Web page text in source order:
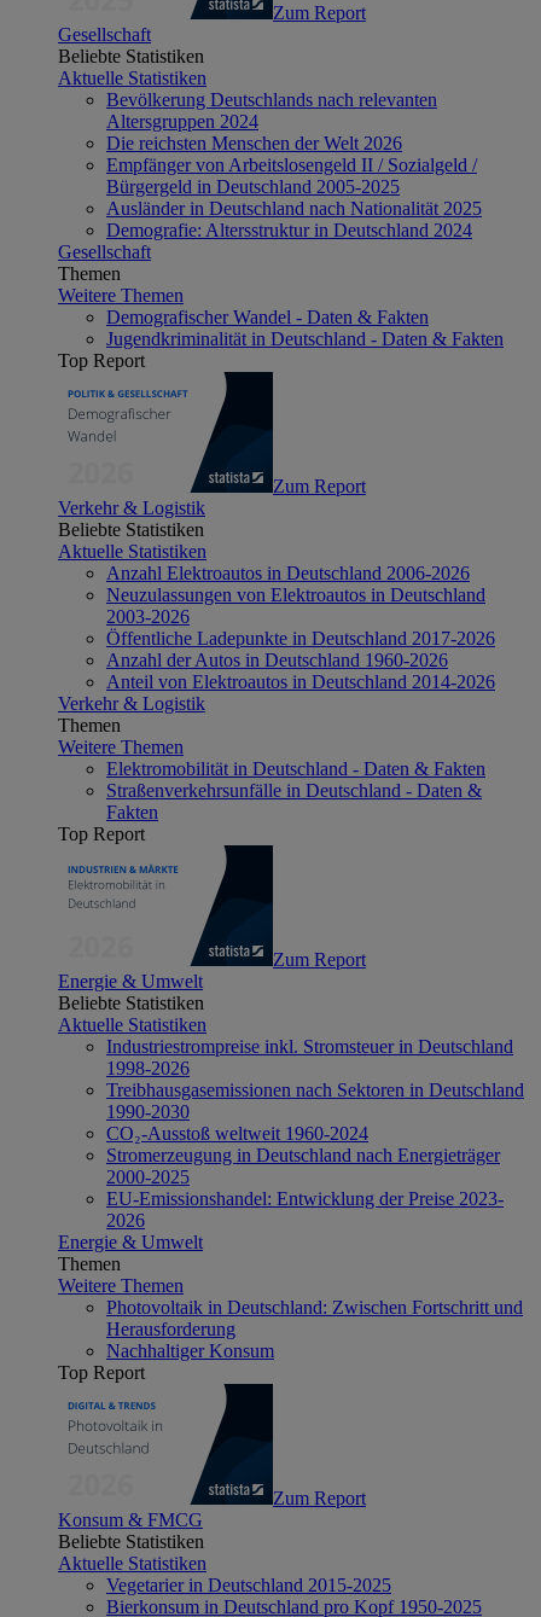
Zum Report
Gesellschaft
Beliebte Statistiken
Aktuelle Statistiken
Bevölkerung Deutschlands nach relevanten
Altersgruppen 2024
Die reichsten Menschen der Welt 2026
Empfänger von Arbeitslosengeld II / Sozialgeld /
Bürgergeld in Deutschland 2005-2025
Ausländer in Deutschland nach Nationalität 2025
Demografie: Altersstruktur in Deutschland 2024
Gesellschaft
Themen
Weitere Themen
Demografischer Wandel - Daten & Fakten
Jugendkriminalität in Deutschland - Daten & Fakten
Top Report
Zum Report
Verkehr & Logistik
Beliebte Statistiken
Aktuelle Statistiken
Anzahl Elektroautos in Deutschland 2006-2026
Neuzulassungen von Elektroautos in Deutschland
2003-2026
Öffentliche Ladepunkte in Deutschland 2017-2026
Anzahl der Autos in Deutschland 1960-2026
Anteil von Elektroautos in Deutschland 2014-2026
Verkehr & Logistik
Themen
Weitere Themen
Elektromobilität in Deutschland - Daten & Fakten
Straßenverkehrsunfälle in Deutschland - Daten &
Fakten
Top Report
Zum Report
Energie & Umwelt
Beliebte Statistiken
Aktuelle Statistiken
Industriestrompreise inkl. Stromsteuer in Deutschland
1998-2026
Treibhausgasemissionen nach Sektoren in Deutschland
1990-2030
CO₂-Ausstoß weltweit 1960-2024
Stromerzeugung in Deutschland nach Energieträger
2000-2025
EU-Emissionshandel: Entwicklung der Preise 2023-
2026
Energie & Umwelt
Themen
Weitere Themen
Photovoltaik in Deutschland: Zwischen Fortschritt und
Herausforderung
Nachhaltiger Konsum
Top Report
Zum Report
Konsum & FMCG
Beliebte Statistiken
Aktuelle Statistiken
Vegetarier in Deutschland 2015-2025
Bierkonsum in Deutschland pro Kopf 1950-2025